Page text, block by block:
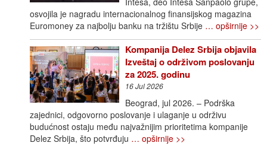
osvojila je nagradu internacionalnog finansijskog magazina
Euromoney za najbolju banku na tržištu Srbije … opširnije >>
Kompanija Delez Srbija objavila
Izveštaj o održivom poslovanju
za 2025. godinu
16 Jul 2026
Beograd, jul 2026. – Podrška
zajednici, odgovorno poslovanje i ulaganje u održivu
budućnost ostaju među najvažnijim prioritetima kompanije
Delez Srbija, što potvrđuju … opširnije >>